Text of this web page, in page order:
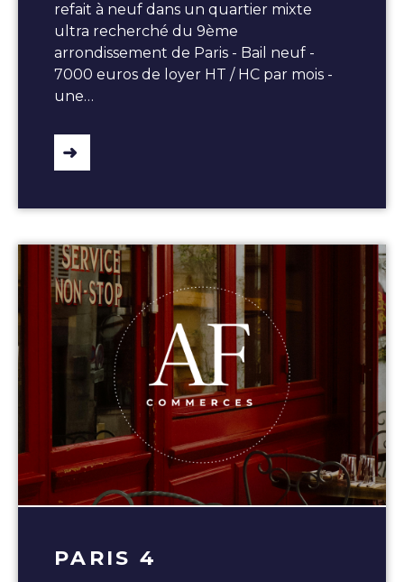
refait à neuf dans un quartier mixte
ultra recherché du 9ème
arrondissement de Paris - Bail neuf -
7000 euros de loyer HT / HC par mois -
une…
PARIS 4